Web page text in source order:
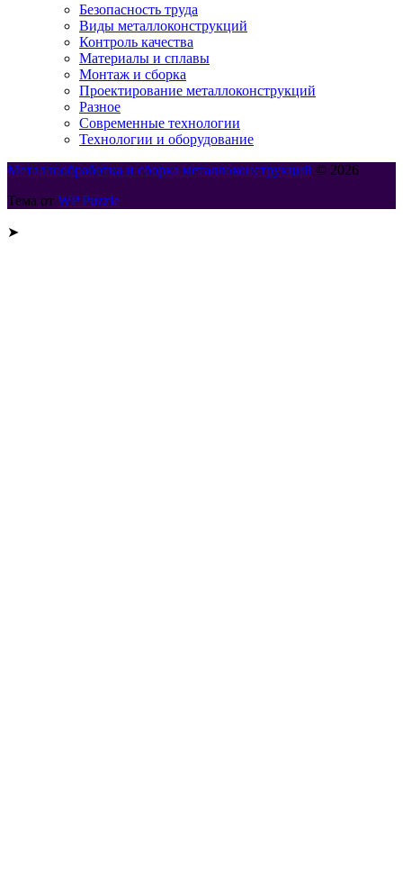
Безопасность труда
Виды металлоконструкций
Контроль качества
Материалы и сплавы
Монтаж и сборка
Проектирование металлоконструкций
Разное
Современные технологии
Технологии и оборудование
Металлообработка и сборка металлоконструкций © 2026
Тема от WP Puzzle
➤